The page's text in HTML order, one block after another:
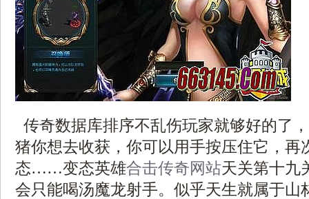
传奇数据库排序不乱伤玩家就够好的了
猪你想去收获，你可以用手按压住它，再
态……变态英雄合击传奇网站天关第十九
会只能喝汤魔龙射手。似乎天生就属于山